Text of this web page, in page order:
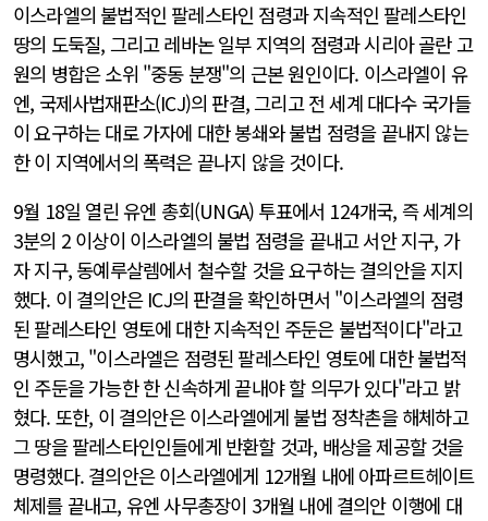
이스라엘의 불법적인 팔레스타인 점령과 지속적인 팔레스타인
땅의 도둑질, 그리고 레바논 일부 지역의 점령과 시리아 골란 고
원의 병합은 소위 "중동 분쟁"의 근본 원인이다. 이스라엘이 유
엔, 국제사법재판소(ICJ)의 판결, 그리고 전 세계 대다수 국가들
이 요구하는 대로 가자에 대한 봉쇄와 불법 점령을 끝내지 않는
한 이 지역에서의 폭력은 끝나지 않을 것이다.
9월 18일 열린 유엔 총회(UNGA) 투표에서 124개국, 즉 세계의
3분의 2 이상이 이스라엘의 불법 점령을 끝내고 서안 지구, 가
자 지구, 동예루살렘에서 철수할 것을 요구하는 결의안을 지지
했다. 이 결의안은 ICJ의 판결을 확인하면서 "이스라엘의 점령
된 팔레스타인 영토에 대한 지속적인 주둔은 불법적이다"라고
명시했고, "이스라엘은 점령된 팔레스타인 영토에 대한 불법적
인 주둔을 가능한 한 신속하게 끝내야 할 의무가 있다"라고 밝
혔다. 또한, 이 결의안은 이스라엘에게 불법 정착촌을 해체하고
그 땅을 팔레스타인인들에게 반환할 것과, 배상을 제공할 것을
명령했다. 결의안은 이스라엘에게 12개월 내에 아파르트헤이트
체제를 끝내고, 유엔 사무총장이 3개월 내에 결의안 이행에 대